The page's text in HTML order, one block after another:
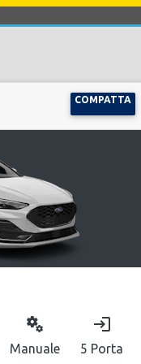
COMPATTA
miscellaneous_services
Manuale
login
5 Porta